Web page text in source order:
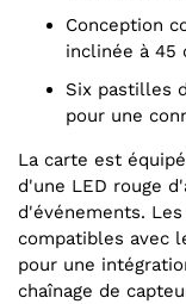
Conception compacte de 1" x 1" avec une empreinte
inclinée à 45
Six pastilles de connexion espacées de 0,1 pouce
pour une
La carte est
d'une LED rouge
d'événements.
compatibles avec
pour une
chaînage de